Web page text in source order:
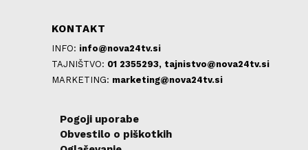
KONTAKT
INFO: info@nova24tv.si
TAJNIŠTVO: 01 2355293, tajnistvo@nova24tv.si
MARKETING: marketing@nova24tv.si
Pogoji uporabe
Obvestilo o piškotkih